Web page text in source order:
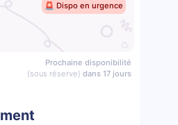
🚨 Dispo en urgence
Prochaine disponibilité
(sous réserve) dans 17 jours